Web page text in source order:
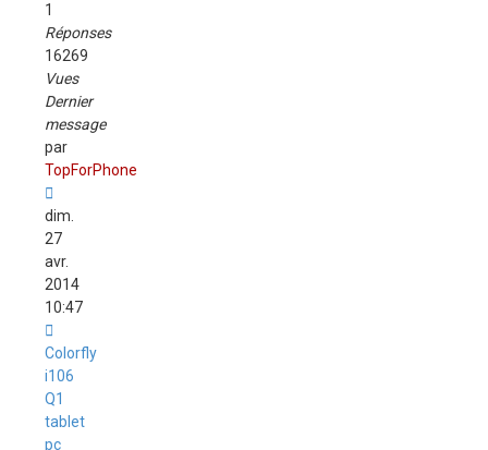
1
Réponses
16269
Vues
Dernier
message
par
TopForPhone
dim.
27
avr.
2014
10:47
Colorfly
i106
Q1
tablet
pc